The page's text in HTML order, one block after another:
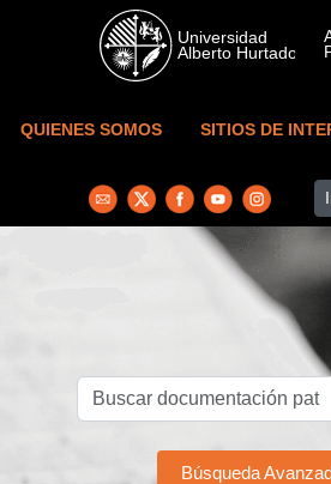
Skip to main content
QUIENES SOMOS SITIOS DE
Búsqueda